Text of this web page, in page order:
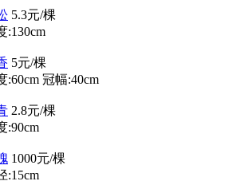
5.3元/棵
:130cm
5元/棵
:60cm 冠幅:40cm
2.8元/棵
:90cm
1000元/棵
:15cm